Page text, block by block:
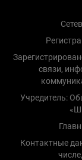
связи,
Учредитель:
Контактные